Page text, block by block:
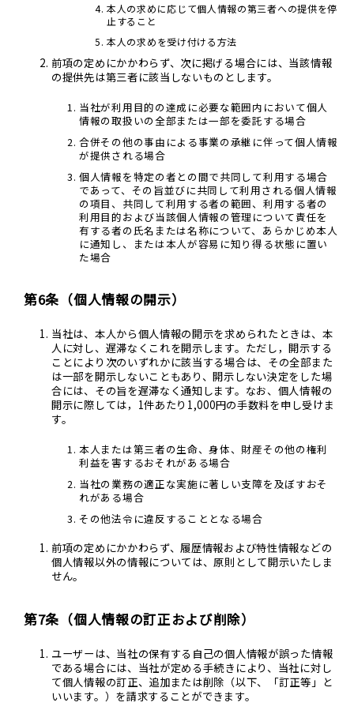
本人の求めに応じて個人情報の第三者への提供を停
止すること
本人の求めを受け付ける方法
前項の定めにかかわらず、次に掲げる場合には、当該情報
の提供先は第三者に該当しないものとします。
当社が利用目的の達成に必要な範囲内において個人
情報の取扱いの全部または一部を委託する場合
合併その他の事由による事業の承継に伴って個人情報
が提供される場合
個人情報を特定の者との間で共同して利用する場合
であって、その旨並びに共同して利用される個人情報
の項目、共同して利用する者の範囲、利用する者の
利用目的および当該個人情報の管理について責任を
有する者の氏名または名称について、あらかじめ本人
に通知し、または本人が容易に知り得る状態に置い
た場合
第6条（個人情報の開示）
当社は、本人から個人情報の開示を求められたときは、本
人に対し、遅滞なくこれを開示します。ただし，開示する
ことにより次のいずれかに該当する場合は、その全部また
は一部を開示しないこともあり、開示しない決定をした場
合には、その旨を遅滞なく通知します。なお、個人情報の
開示に際しては，1件あたり1,000円の手数料を申し受けま
す。
本人または第三者の生命、身体、財産その他の権利
利益を害するおそれがある場合
当社の業務の適正な実施に著しい支障を及ぼすおそ
れがある場合
その他法令に違反することとなる場合
前項の定めにかかわらず、履歴情報および特性情報などの
個人情報以外の情報については、原則として開示いたしま
せん。
第7条（個人情報の訂正および削除）
ユーザーは、当社の保有する自己の個人情報が誤った情報
である場合には、当社が定める手続きにより、当社に対し
て個人情報の訂正、追加または削除（以下、「訂正等」と
いいます。）を請求することができます。